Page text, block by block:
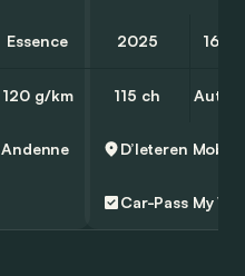
Essence
120 g/km
Andenne
2025 16
115 ch
Car-Pass My